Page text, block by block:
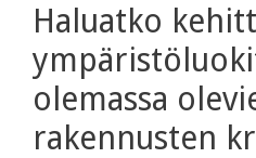
Haluatko
olemassa
rakennusten